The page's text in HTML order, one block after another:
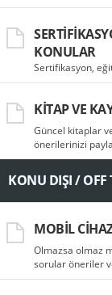
KONULAR
Sertifikasyon,
KITAP VE
Güncel kitaplar
önerilerinizi
KONU DIŞI / OFF
MOBIL
Olmazsa olmaz
sorular öneriler